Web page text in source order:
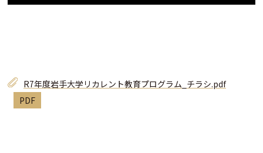
R7年度岩手大学リカレント教育プログラム_チラシ.pdf